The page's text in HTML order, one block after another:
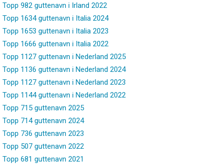
Topp 982 guttenavn i Irland 2022
Topp 1634 guttenavn i Italia 2024
Topp 1653 guttenavn i Italia 2023
Topp 1666 guttenavn i Italia 2022
Topp 1127 guttenavn i Nederland 2025
Topp 1136 guttenavn i Nederland 2024
Topp 1127 guttenavn i Nederland 2023
Topp 1144 guttenavn i Nederland 2022
Topp 715 guttenavn 2025
Topp 714 guttenavn 2024
Topp 736 guttenavn 2023
Topp 507 guttenavn 2022
Topp 681 guttenavn 2021